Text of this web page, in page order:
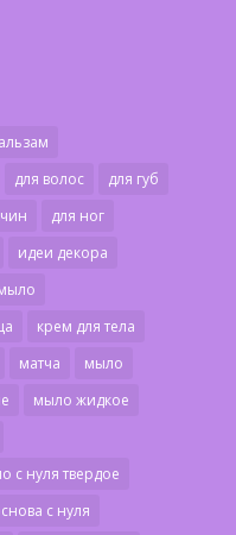
для волос
для губ
для ног
идеи декора
крем для тела
матча
мыло
мыло жидкое
с нуля твердое
с нуля